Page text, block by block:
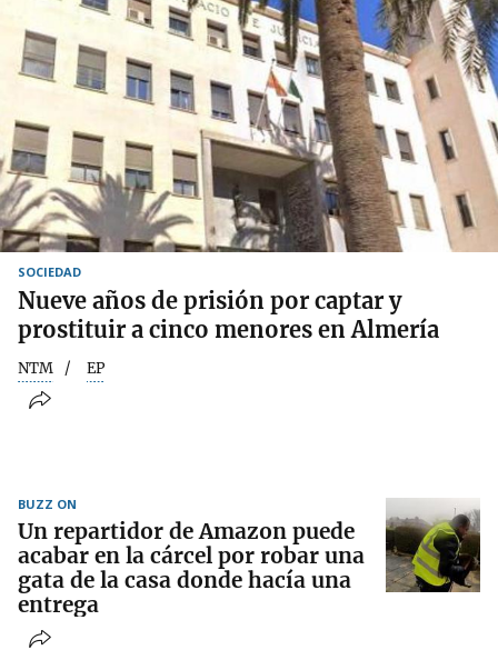
SOCIEDAD
Nueve años de prisión por captar y
prostituir a cinco menores en Almería
NTM EP
BUZZ ON
Un repartidor de Amazon puede
acabar en la cárcel por robar una
gata de la casa donde hacía una
entrega